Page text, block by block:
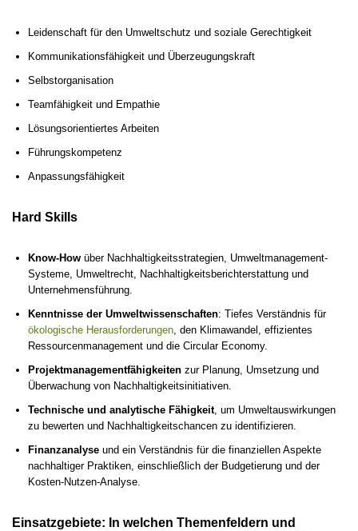
Leidenschaft für den Umweltschutz und soziale Gerechtigkeit
Kommunikationsfähigkeit und Überzeugungskraft
Selbstorganisation
Teamfähigkeit und Empathie
Lösungsorientiertes Arbeiten
Führungskompetenz
Anpassungsfähigkeit
Hard Skills
Know-How über Nachhaltigkeitsstrategien, Umweltmanagement-
Systeme, Umweltrecht, Nachhaltigkeitsberichterstattung und
Unternehmensführung.
Kenntnisse der Umweltwissenschaften: Tiefes Verständnis für
ökologische Herausforderungen, den Klimawandel, effizientes
Ressourcenmanagement und die Circular Economy.
Projektmanagementfähigkeiten zur Planung, Umsetzung und
Überwachung von Nachhaltigkeitsinitiativen.
Technische und analytische Fähigkeit, um Umweltauswirkungen
zu bewerten und Nachhaltigkeitschancen zu identifizieren.
Finanzanalyse und ein Verständnis für die finanziellen Aspekte
nachhaltiger Praktiken, einschließlich der Budgetierung und der
Kosten-Nutzen-Analyse.
Einsatzgebiete: In welchen Themenfeldern und